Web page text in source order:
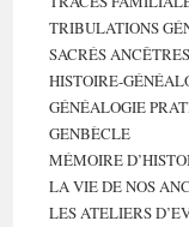
TRIBULATIONS
SACRÉS
HISTOIRE-
GÉNÉALOGIE
GENBÈCLE
MÉMOIRE
LA VIE DE NOS
LES ATELIERS